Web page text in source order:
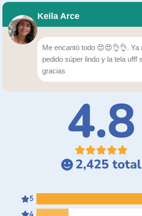
Keila Arce
Me encantó todo 😍😍👌👌. Ya
pedido súper lindo y la tela ufff
gracias